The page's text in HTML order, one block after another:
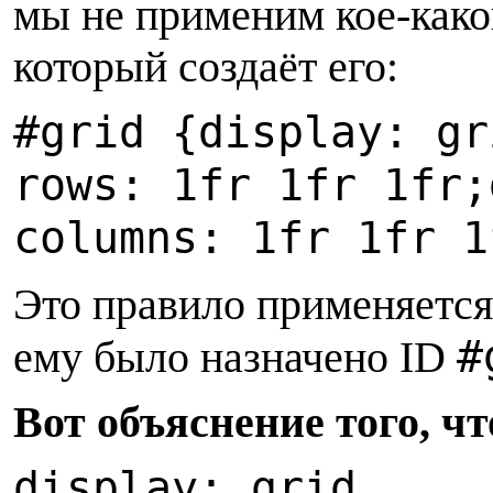
мы не применим кое-
который создаёт его:
#grid {display:
rows: 1fr 1fr 1fr;
columns: 1fr 1fr
Это правило
ему было назначено ID
Вот объяснение того,